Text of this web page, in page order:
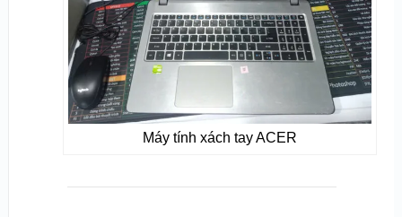
Máy tính xách tay ACER